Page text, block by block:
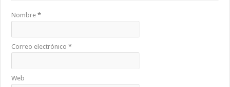
Nombre*
Correo electrónico*
Web